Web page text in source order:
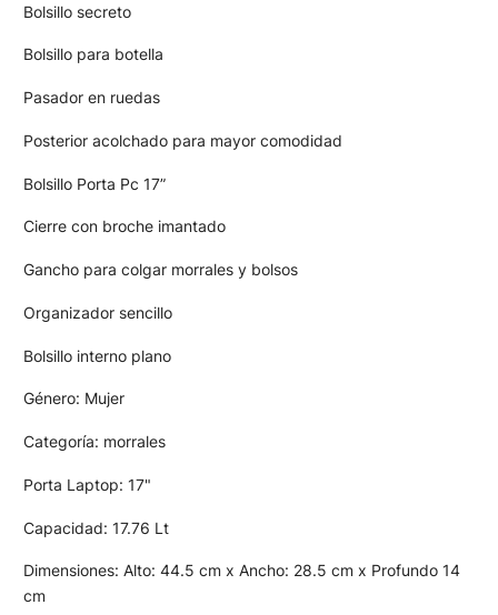
Bolsillo secreto
Bolsillo para botella
Pasador en ruedas
Posterior acolchado para mayor comodidad
Bolsillo Porta Pc 17”
Cierre con broche imantado
Gancho para colgar morrales y bolsos
Organizador sencillo
Bolsillo interno plano
Género: Mujer
Categoría: morrales
Porta Laptop: 17"
Capacidad: 17.76 Lt
Dimensiones: Alto: 44.5 cm x Ancho: 28.5 cm x Profundo 14
cm